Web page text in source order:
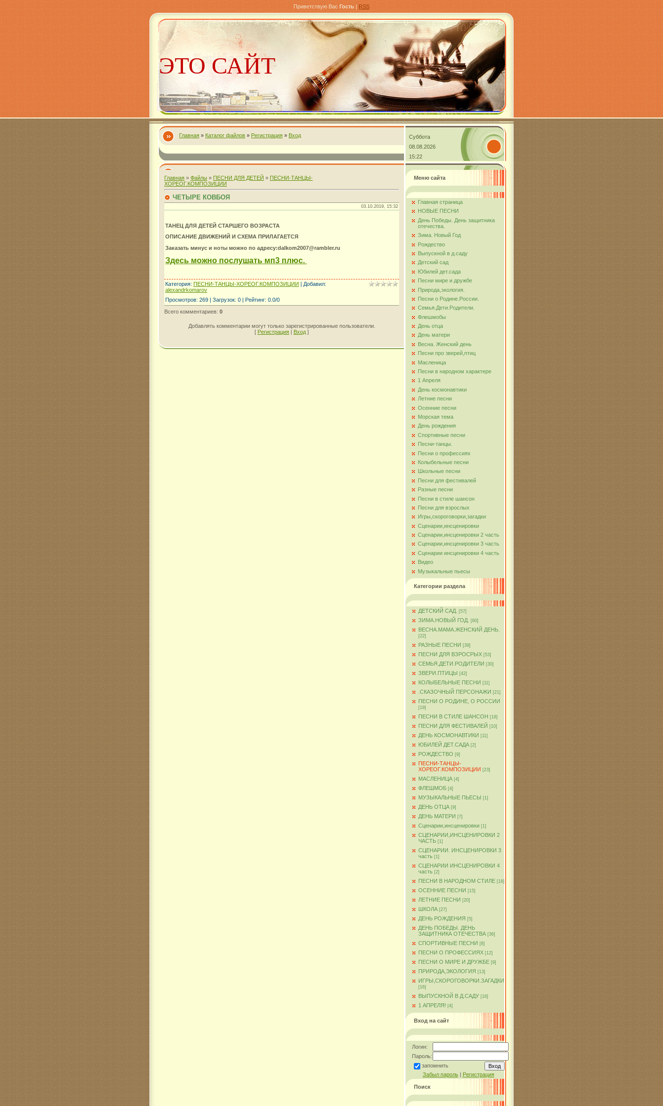
Приветствую Вас Гость | RSS
ЭТО САЙТ
Александра
Комарова
Главная » Каталог файлов » Регистрация » Вход
Суббота
08.08.2026
15:22
Главная » Файлы » ПЕСНИ ДЛЯ ДЕТЕЙ » ПЕСНИ-ТАНЦЫ-
ХОРЕОГ.КОМПОЗИЦИИ
ЧЕТЫРЕ КОВБОЯ
03.10.2019, 15:32
ТАНЕЦ ДЛЯ ДЕТЕЙ СТАРШЕГО ВОЗРАСТА
ОПИСАНИЕ ДВИЖЕНИЙ И СХЕМА ПРИЛАГАЕТСЯ
Заказать минус и ноты можно по адресу:dalkom2007@rambler.ru
Здесь можно послушать мп3 плюс.
Категория: ПЕСНИ-ТАНЦЫ-ХОРЕОГ.КОМПОЗИЦИИ | Добавил:
alexandrkomarov
Просмотров: 269 | Загрузок: 0 | Рейтинг: 0.0/0
Всего комментариев: 0
Добавлять комментарии могут только зарегистрированные пользователи.
[ Регистрация | Вход ]
Меню сайта
Главная страница
НОВЫЕ ПЕСНИ
День Победы. День защитника
отечества.
Зима. Новый Год
Рождество
Выпускной в д.саду
Детский сад
Юбилей дет.сада
Песни мире и дружбе
Природа,экология.
Песни о Родине.России.
Семья.Дети.Родители.
Флешмобы
День отца
День матери
Весна. Женский день
Песни про зверей,птиц
Масленица
Песни в народном характере
1 Апреля
День космонавтики
Летние песни
Осенние песни
Морская тема
День рождения
Спортивные песни
Песни-танцы.
Песни о профессиях
Колыбельные песни
Школьные песни
Песни для фестивалей
Разные песни
Песни в стиле шансон
Песни для взрослых
Игры,скороговорки,загадки
Сценарии,инсценировки
Сценарии,инсценировки 2 часть
Сценарии,инсценировки 3 часть
Сценарии инсценировки 4 часть
Видео
Музыкальные пьесы
Категории раздела
ДЕТСКИЙ САД. [57]
ЗИМА.НОВЫЙ ГОД. [60]
ВЕСНА.МАМА.ЖЕНСКИЙ ДЕНЬ.
[22]
РАЗНЫЕ ПЕСНИ [39]
ПЕСНИ ДЛЯ ВЗРОСРЫХ [53]
СЕМЬЯ.ДЕТИ.РОДИТЕЛИ [30]
ЗВЕРИ.ПТИЦЫ [42]
КОЛЫБЕЛЬНЫЕ ПЕСНИ [11]
.СКАЗОЧНЫЙ ПЕРСОНАЖИ [21]
ПЕСНИ О РОДИНЕ, О РОССИИ
[19]
ПЕСНИ В СТИЛЕ ШАНСОН [18]
ПЕСНИ ДЛЯ ФЕСТИВАЛЕЙ [10]
ДЕНЬ КОСМОНАВТИКИ [11]
ЮБИЛЕЙ ДЕТ.САДА [2]
РОЖДЕСТВО [9]
ПЕСНИ-ТАНЦЫ-
ХОРЕОГ.КОМПОЗИЦИИ [23]
МАСЛЕНИЦА [4]
ФЛЕШМОБ [4]
МУЗЫКАЛЬНЫЕ ПЬЕСЫ [1]
ДЕНЬ ОТЦА [9]
ДЕНЬ МАТЕРИ [7]
Сценарии,инсценировки [1]
СЦЕНАРИИ,ИНСЦЕНИРОВКИ 2
ЧАСТЬ [1]
СЦЕНАРИИ. ИНСЦЕНИРОВКИ 3
часть [1]
СЦЕНАРИИ ИНСЦЕНИРОВКИ 4
часть [2]
ПЕСНИ В НАРОДНОМ СТИЛЕ [18]
ОСЕННИЕ ПЕСНИ [15]
ЛЕТНИЕ ПЕСНИ [20]
ШКОЛА [27]
ДЕНЬ РОЖДЕНИЯ [5]
ДЕНЬ ПОБЕДЫ. ДЕНЬ
ЗАЩИТНИКА ОТЕЧЕСТВА [36]
СПОРТИВНЫЕ ПЕСНИ [8]
ПЕСНИ О ПРОФЕССИЯХ [12]
ПЕСНИ О МИРЕ И ДРУЖБЕ [9]
ПРИРОДА,ЭКОЛОГИЯ [13]
ИГРЫ,СКОРОГОВОРКИ.ЗАГАДКИ
[16]
ВЫПУСКНОЙ В Д.САДУ [16]
1 АПРЕЛЯ! [4]
Вход на сайт
Логин:
Пароль:
запомнить
Забыл пароль| Регистрация
Поиск